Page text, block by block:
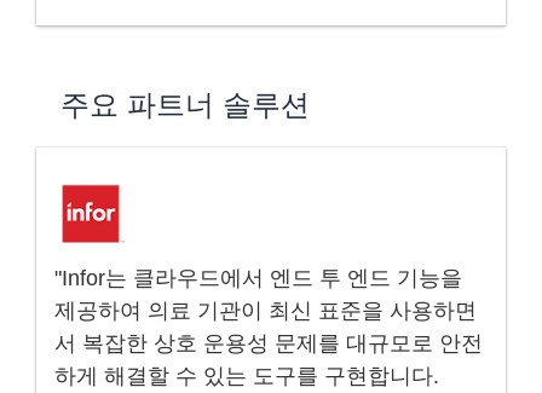
주요 파트너 솔루션
"Infor는 클라우드에서 엔드 투 엔드 기능을
제공하여 의료 기관이 최신 표준을 사용하면
서 복잡한 상호 운용성 문제를 대규모로 안전
하게 해결할 수 있는 도구를 구현합니다.